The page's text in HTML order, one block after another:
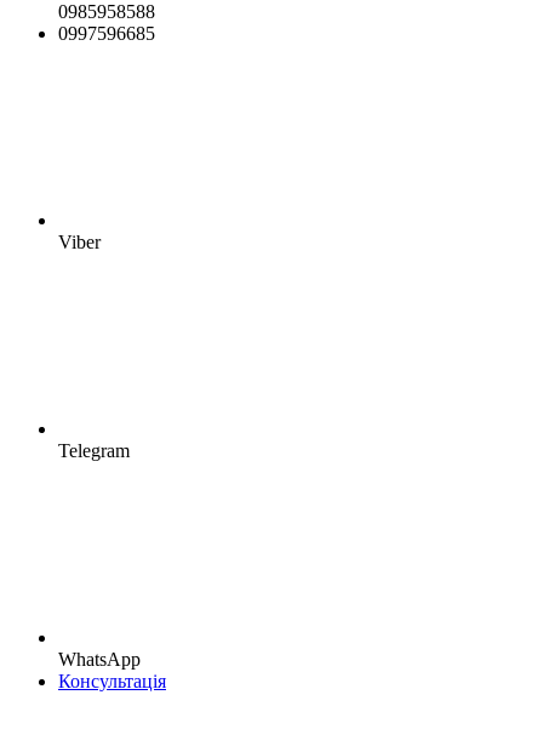
0985958588
0997596685
Viber
Telegram
WhatsApp
Консультація